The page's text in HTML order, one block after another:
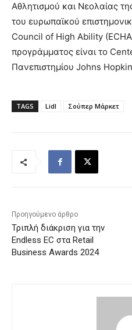
Αθλητισμού και Νεολαίας
του ευρωπαϊκού
Council of High Ability
προγράμματος είναι το
Πανεπιστημίου Johns
TAGS Lidl Σούπερ Μάρκετ
Προηγούμενο άρθρο
Τριπλή διάκριση για την
Endless EC στα Retail
Business Awards 2024